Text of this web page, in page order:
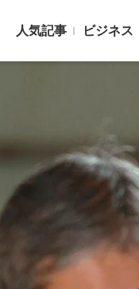
人気記事 ビジネス